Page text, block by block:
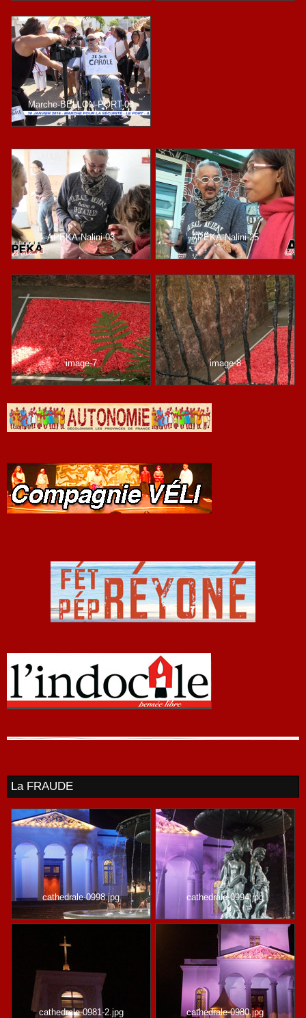
Marche-BELLON-PORT-03
APEKA-Nalini-03 APEKA-Nalini-25
image-7 image-8
La FRAUDE
cathedrale-0998.jpg cathedrale-0994.jpg
cathedrale-0981-2.jpg cathedrale-0980.jpg